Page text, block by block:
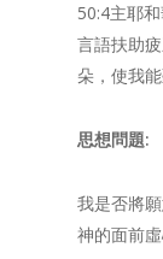
50:4主耶
言語扶助
朵，使我
思想問題:
我是否將
神的面前